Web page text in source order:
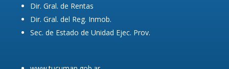
Dir. Gral. de Rentas
Dir. Gral. del Reg. Inmob.
Sec. de Estado de Unidad Ejec. Prov.